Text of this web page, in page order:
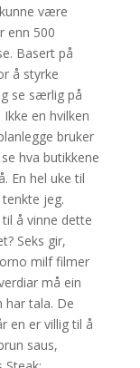
være
enn 500
Basert på
å styrke
se særlig på
en hvilken
bruker
hva butikkene
En hel uke til
jeg.
å vinne dette
Seks gir,
milf filmer
må ein
har tala. De
en er villig til å
saus,